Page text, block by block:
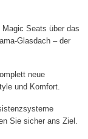
Seats über das
Glasdach – der
neue
und Komfort.
Sie sicher ans Ziel.